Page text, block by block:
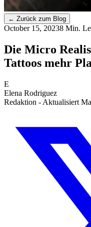
← Zurück zum Blog
October 15, 20238 Min.
Die Micro
Tattoos mehr
E
Elena Rodriguez
Redaktion - Aktualisiert